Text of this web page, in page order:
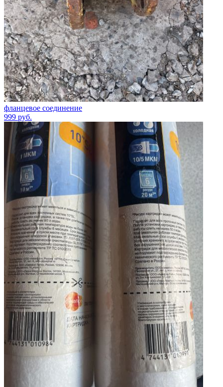
фланцевое соединение
999 руб.